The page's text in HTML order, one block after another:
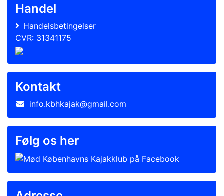
Handel
Handelsbetingelser
CVR: 31341175
Kontakt
info.kbhkajak@gmail.com
Følg os her